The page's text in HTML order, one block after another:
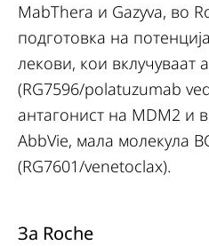
MabThera и Gazyva, во
подготовка на
лекови, кои вклучуваат
(RG7596/polatuzumab
антагонист на MDM2 и
AbbVie, мала молекула
(RG7601/venetoclax).
За Roche